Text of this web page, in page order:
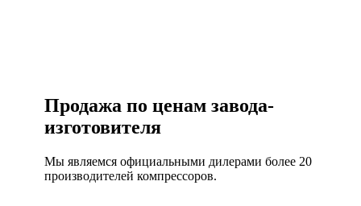
Продажа по ценам завода-
изготовителя
Мы являемся официальными дилерами более 20
производителей компрессоров.